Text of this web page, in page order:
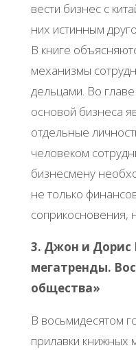
вести бизнес с
них истинным
В книге
механизмы
дельцами. Во
основой бизнеса
отдельные
человеком
бизнесмену
не только
соприкосновения,
3. Джон и Дорис
мегатренды.
общества»
В восьмидесятом
прилавки книжных